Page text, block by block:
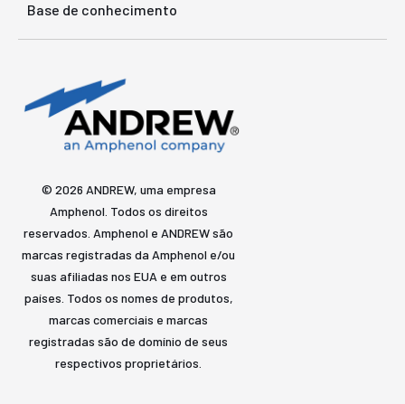
Base de conhecimento
© 2026 ANDREW, uma empresa
Amphenol. Todos os direitos
reservados. Amphenol e ANDREW são
marcas registradas da Amphenol e/ou
suas afiliadas nos EUA e em outros
países. Todos os nomes de produtos,
marcas comerciais e marcas
registradas são de domínio de seus
respectivos proprietários.